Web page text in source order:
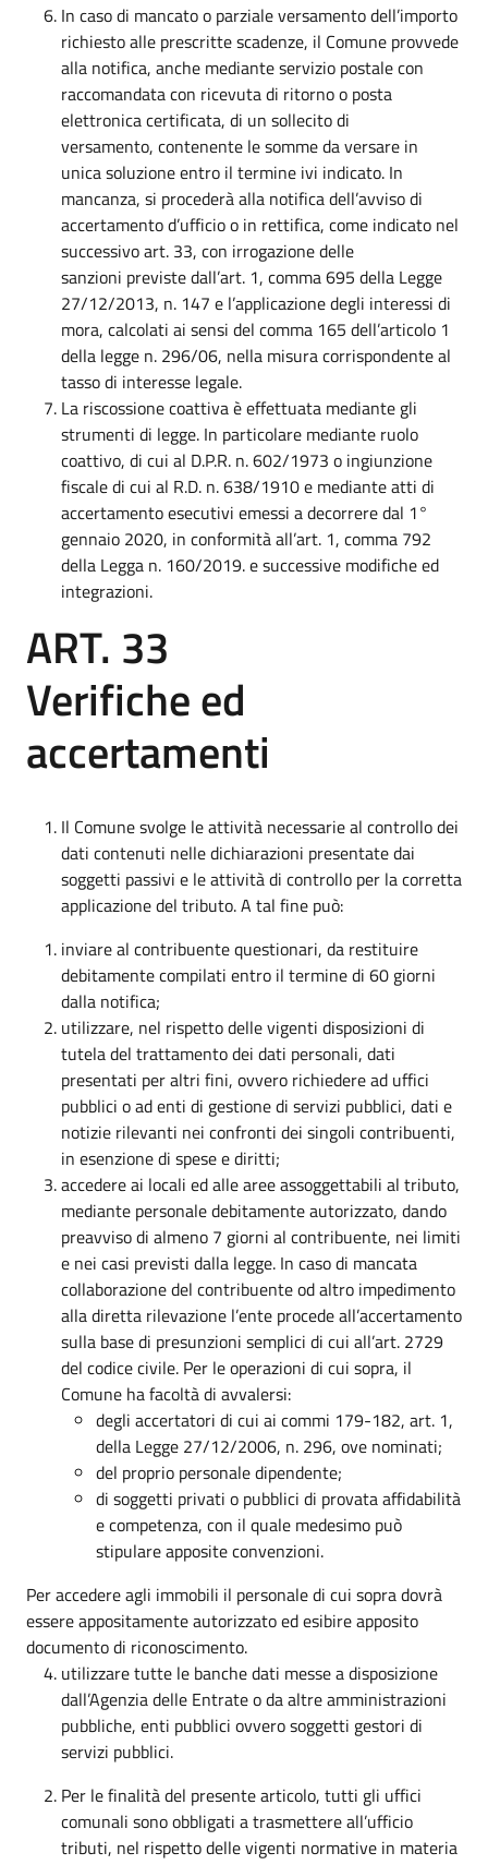
In caso di mancato o parziale versamento dell’importo
richiesto alle prescritte scadenze, il Comune provvede
alla notifica, anche mediante servizio postale con
raccomandata con ricevuta di ritorno o posta
elettronica certificata, di un sollecito di
versamento, contenente le somme da versare in
unica soluzione entro il termine ivi indicato. In
mancanza, si procederà alla notifica dell’avviso di
accertamento d’ufficio o in rettifica, come indicato nel
successivo art. 33, con irrogazione delle
sanzioni previste dall’art. 1, comma 695 della Legge
27/12/2013, n. 147 e l’applicazione degli interessi di
mora, calcolati ai sensi del comma 165 dell’articolo 1
della legge n. 296/06, nella misura corrispondente al
tasso di interesse legale.
La riscossione coattiva è effettuata mediante gli
strumenti di legge. In particolare mediante ruolo
coattivo, di cui al D.P.R. n. 602/1973 o ingiunzione
fiscale di cui al R.D. n. 638/1910 e mediante atti di
accertamento esecutivi emessi a decorrere dal 1°
gennaio 2020, in conformità all’art. 1, comma 792
della Legga n. 160/2019. e successive modifiche ed
integrazioni.
ART. 33
Verifiche ed
accertamenti
Il Comune svolge le attività necessarie al controllo dei
dati contenuti nelle dichiarazioni presentate dai
soggetti passivi e le attività di controllo per la corretta
applicazione del tributo. A tal fine può:
inviare al contribuente questionari, da restituire
debitamente compilati entro il termine di 60 giorni
dalla notifica;
utilizzare, nel rispetto delle vigenti disposizioni di
tutela del trattamento dei dati personali, dati
presentati per altri fini, ovvero richiedere ad uffici
pubblici o ad enti di gestione di servizi pubblici, dati e
notizie rilevanti nei confronti dei singoli contribuenti,
in esenzione di spese e diritti;
accedere ai locali ed alle aree assoggettabili al tributo,
mediante personale debitamente autorizzato, dando
preavviso di almeno 7 giorni al contribuente, nei limiti
e nei casi previsti dalla legge. In caso di mancata
collaborazione del contribuente od altro impedimento
alla diretta rilevazione l’ente procede all’accertamento
sulla base di presunzioni semplici di cui all’art. 2729
del codice civile. Per le operazioni di cui sopra, il
Comune ha facoltà di avvalersi:
degli accertatori di cui ai commi 179-182, art. 1,
della Legge 27/12/2006, n. 296, ove nominati;
del proprio personale dipendente;
di soggetti privati o pubblici di provata affidabilità
e competenza, con il quale medesimo può
stipulare apposite convenzioni.
Per accedere agli immobili il personale di cui sopra dovrà
essere appositamente autorizzato ed esibire apposito
documento di riconoscimento.
utilizzare tutte le banche dati messe a disposizione
dall’Agenzia delle Entrate o da altre amministrazioni
pubbliche, enti pubblici ovvero soggetti gestori di
servizi pubblici.
Per le finalità del presente articolo, tutti gli uffici
comunali sono obbligati a trasmettere all’ufficio
tributi, nel rispetto delle vigenti normative in materia